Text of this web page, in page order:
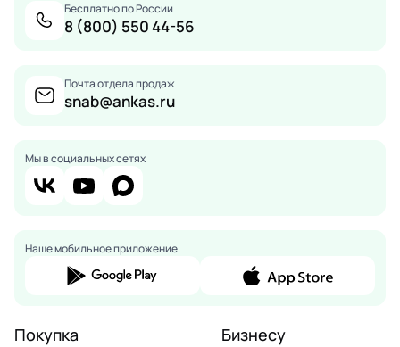
Бесплатно по России
8 (800) 550 44-56
Почта отдела продаж
snab@ankas.ru
Мы в социальных сетях
Наше мобильное приложение
Покупка Бизнесу